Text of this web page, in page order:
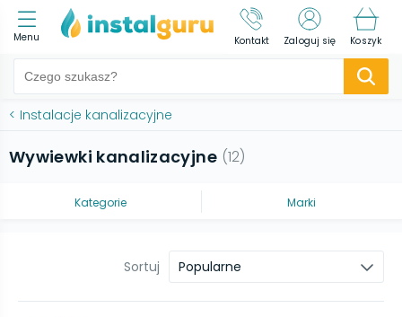
Menu Kontakt Zaloguj się Koszyk
< Instalacje kanalizacyjne
Wywiewki kanalizacyjne (12)
Kategorie Marki
Sortuj Popularne